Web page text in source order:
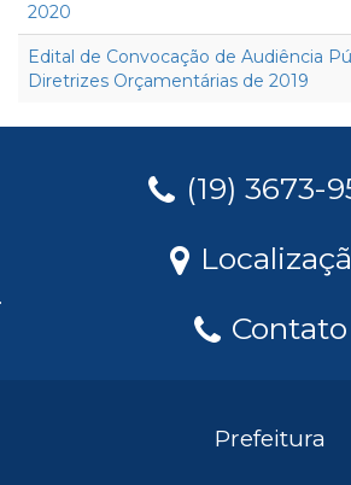
2020
Edital de Convocação de Audiência
Diretrizes Orçamentárias de 2019
(19) 3673-
Contato
Prefeitura